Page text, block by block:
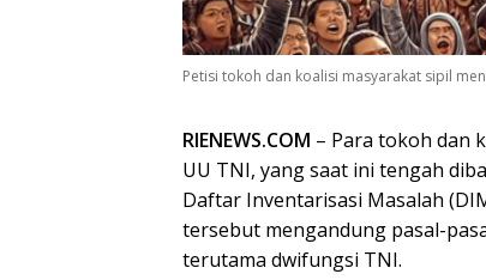
Petisi tokoh dan koalisi masyarakat sipil
RIENEWS.COM – Para tokoh dan
UU TNI, yang saat ini tengah
Daftar Inventarisasi Masalah
tersebut mengandung pasal-
terutama dwifungsi TNI.